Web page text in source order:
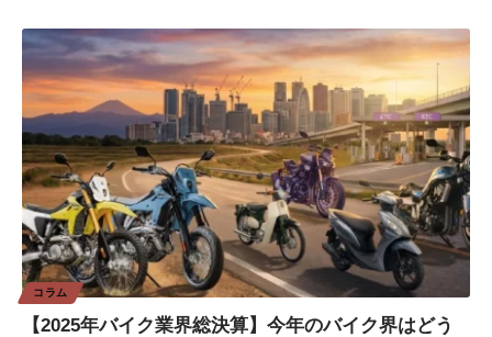
コラム
【2025年バイク業界総決算】今年のバイク界はどう